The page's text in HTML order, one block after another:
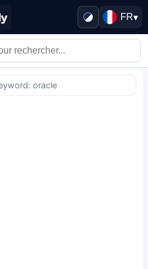
FR▾
oracle